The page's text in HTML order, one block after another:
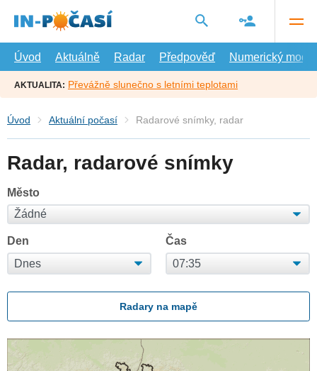
hlavní
Úvod
Aktuálně Radar Předpověď Numerický model
AKTUALITA: Převážně slunečno s letními teplotami
Úvod Aktuální počasí Radarové snímky, radar
Radar, radarové snímky
Město
Den Čas
Radary na mapě